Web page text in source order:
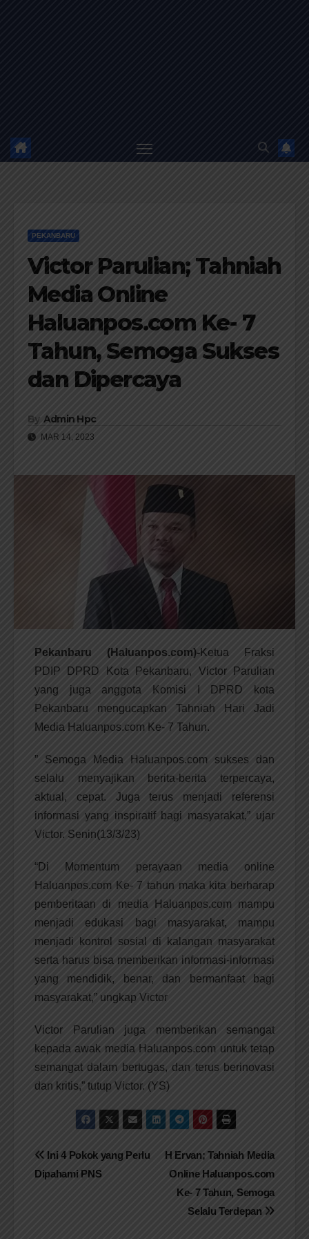
PEKANBARU
Victor Parulian; Tahniah
Media Online
Haluanpos.com Ke- 7
Tahun, Semoga Sukses
dan Dipercaya
By Admin Hpc
MAR 14, 2023
Pekanbaru (Haluanpos.com)-Ketua Fraksi
PDIP DPRD Kota Pekanbaru, Victor Parulian
yang juga anggota Komisi I DPRD kota
Pekanbaru mengucapkan Tahniah Hari Jadi
Media Haluanpos.com Ke- 7 Tahun.
” Semoga Media Haluanpos.com sukses dan
selalu menyajikan berita-berita terpercaya,
aktual, cepat. Juga terus menjadi referensi
informasi yang inspiratif bagi masyarakat,” ujar
Victor. Senin(13/3/23)
“Di Momentum perayaan media online
Haluanpos.com Ke- 7 tahun maka kita berharap
pemberitaan di media Haluanpos.com mampu
menjadi edukasi bagi masyarakat, mampu
menjadi kontrol sosial di kalangan masyarakat
serta harus bisa memberikan informasi-informasi
yang mendidik, benar, dan bermanfaat bagi
masyarakat,” ungkap Victor
Victor Parulian juga memberikan semangat
kepada awak media Haluanpos.com untuk tetap
semangat dalam bertugas, dan terus berinovasi
dan kritis,” tutup Victor. (YS)
Navigasi
pos
H Ervan; Tahniah Media
Online Haluanpos.com
Ke- 7 Tahun, Semoga
Selalu Terdepan
Ini 4 Pokok yang Perlu
Dipahami PNS